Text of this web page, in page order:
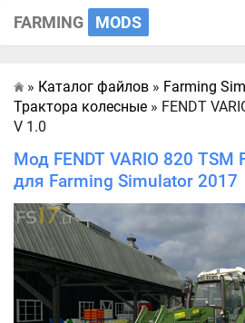
FARMING MODS
Главная
» Каталог файлов » Farming
Трактора колесные » FENDT
V 1.0
Мод FENDT VARIO 820 TSM
для Farming Simulator 2017